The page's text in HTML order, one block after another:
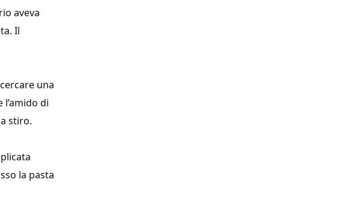
aveva
Il
una
di
stiro.
la pasta